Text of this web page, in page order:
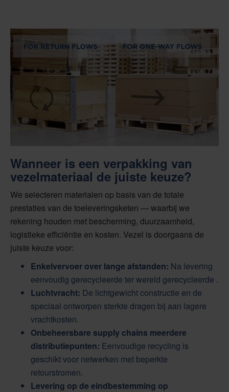
Wanneer is een verpakking van
vezelmateriaal de juiste keuze?
We selecteren materialen op basis van de totale
prestaties van de toeleveringsketen — waarbij we
rekening houden met bescherming, duurzaamheid,
logistieke efficiëntie en kosten. Vezel is doorgaans de
juiste keuze voor:
Enkelvervoer over lange afstanden: Na levering
eenvoudig gerecycleerde ter wereld gerecycleerde .
Luchtvracht: De lichtgewicht constructie en de
speciaal ontworpen sterkte dragen bij aan lagere
vrachtkosten.
Onbeheersbare supply chains meerdere
distributiepunten: Eenvoudige recycling is
geschikt voor netwerken met beperkte
retourstromen.
Levering op de eindbestemming op